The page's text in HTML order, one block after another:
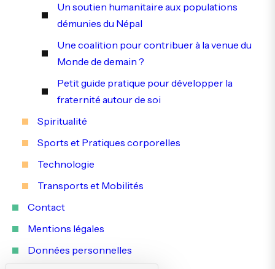
Un soutien humanitaire aux populations
démunies du Népal
Une coalition pour contribuer à la venue du
Monde de demain ?
Petit guide pratique pour développer la
fraternité autour de soi
Spiritualité
Sports et Pratiques corporelles
Technologie
Transports et Mobilités
Contact
Mentions légales
Données personnelles